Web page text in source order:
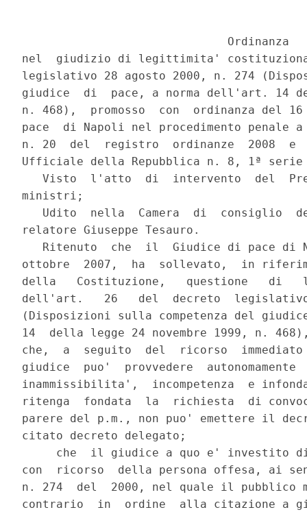
                              Ordinanza
nel  giudizio di legittimita'
legislativo 28 agosto 2000, n. 274
giudice  di  pace, a norma dell'art. 14
n. 468),  promosso  con  ordinanza del
pace  di Napoli nel procedimento
n. 20  del  registro  ordinanze  2008  e
Ufficiale della Repubblica n. 8, 1ª serie
Visto  l'atto  di  intervento  del
ministri;
Udito  nella  Camera  di  consiglio
relatore Giuseppe Tesauro.
Ritenuto  che  il  Giudice di pace di
ottobre  2007,  ha  sollevato,  in
della   Costituzione,   questione   di
dell'art.   26   del  decreto  legislativo
(Disposizioni sulla competenza del
14  della legge 24 novembre 1999, n.
che,  a  seguito  del  ricorso
giudice  puo'  provvedere
inammissibilita',  incompetenza  e
ritenga  fondata  la  richiesta  di
parere del p.m., non puo' emettere il
citato decreto delegato;
che  il giudice a quo e' investito
con  ricorso  della persona offesa, ai
n. 274  del  2000, nel quale il pubblico
contrario  in  ordine  alla citazione a